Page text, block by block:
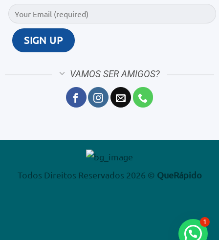
VAMOS SER AMIGOS?
Todos Direitos Reservados 2026 © QueRápido
1